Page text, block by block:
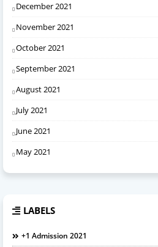
December 2021
November 2021
October 2021
September 2021
August 2021
July 2021
June 2021
May 2021
LABELS
+1 Admission 2021